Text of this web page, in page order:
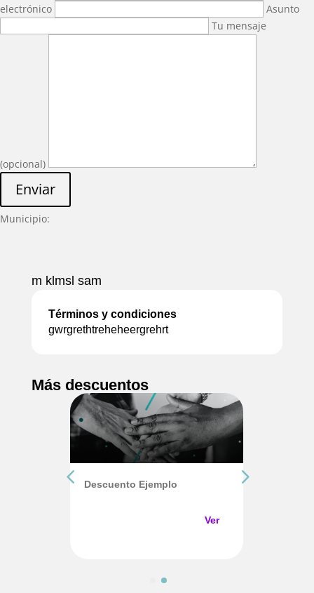
electrónico
Asunto
Tu mensaje
(opcional)
Enviar
Municipio:
m klmsl sam
Términos y condiciones
gwrgrethtreheheergrehrt
Más descuentos
Descuento Ejemplo
Ver